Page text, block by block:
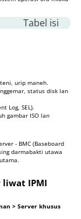
Tabel isi
liwat
urip maneh.
status disk lan
Log, SEL).
gambar ISO lan
- BMC (Baseboard
darmabakti utawa
liwat IPMI
> Server khusus